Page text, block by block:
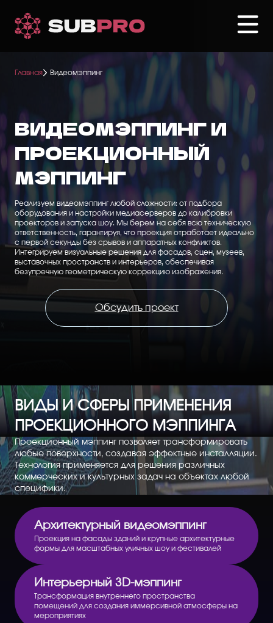
основному
Главная Видеомэппинг
ВИДЕОМЭППИНГ И
ПРОЕКЦИОННЫЙ
МЭППИНГ
Реализуем видеомэппинг любой сложности: от подбора
оборудования и настройки медиасерверов до калибровки
проекторов и запуска шоу. Мы берем на себя всю техническую
ответственность, гарантируя, что проекция отработает идеально
с первой секунды без срывов и аппаратных конфликтов.
Интегрируем визуальные решения для фасадов, сцен, музеев,
выставочных пространств и интерьеров, обеспечивая
безупречную геометрическую коррекцию изображения.
Обсудить проект
ВИДЫ И СФЕРЫ ПРИМЕНЕНИЯ
ПРОЕКЦИОННОГО МЭППИНГА
Проекционный мэппинг позволяет трансформировать
любые поверхности, создавая эффектные инсталляции.
Технология применяется для решения различных
коммерческих и культурных задач на объектах любой
специфики.
Архитектурный видеомэппинг
Проекция на фасады зданий и крупные архитектурные
формы для масштабных уличных шоу и фестивалей
Интерьерный 3D-мэппинг
Трансформация внутреннего пространства
помещений для создания иммерсивной атмосферы на
мероприятиях